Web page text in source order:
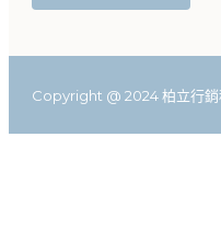
Copyright @ 2024 柏立行